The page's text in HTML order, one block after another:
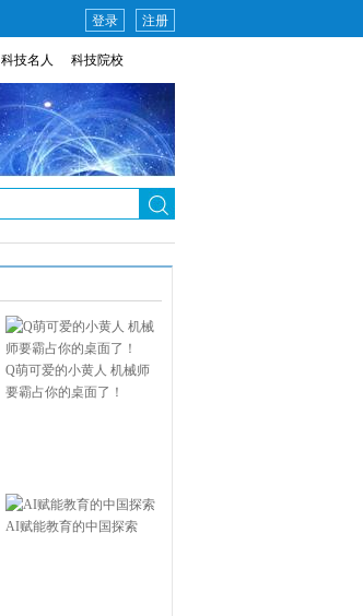
注册
登录
科技名人 科技院校
Q萌可爱的小黄人 机械师
要霸占你的桌面了！
AI赋能教育的中国探索